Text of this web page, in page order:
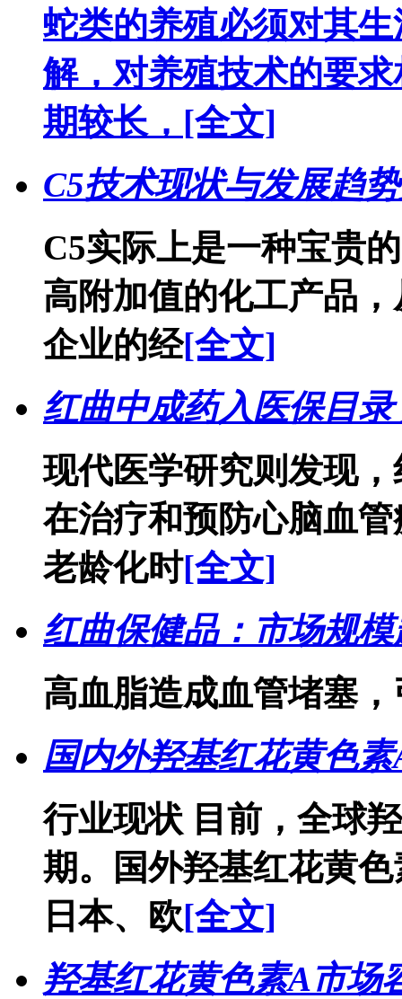
蛇类的养殖必须对其
解，对养殖技术的要
期较长， [全文]
C5技术现状与发展趋
C5实际上是一种宝贵
高附加值的化工产品
企业的经[全文]
红曲中成药入医保目
现代医学研究则发现
在治疗和预防心脑血
老龄化时[全文]
红曲保健品：市场规
高血脂造成血管堵塞
国内外羟基红花黄色
行业现状 目前，全球
期。国外羟基红花黄
日本、欧[全文]
羟基红花黄色素A市场